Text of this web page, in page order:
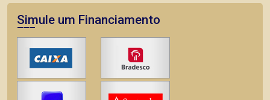
Simule um Financiamento